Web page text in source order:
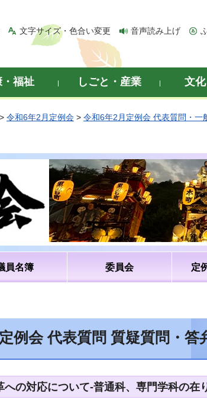
文字サイズ・色合い変更 音声読み上げ
・福祉 しごと・産業 文
> 令和6年2月定例会 > 令和6年2月定例会 代表質問・一
員名簿 委員会 定
例会 代表質問 質疑質問・答
への対応について-普通科、専門学科の在